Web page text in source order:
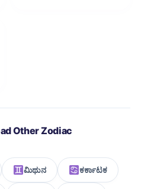
Other Zodiac
ಮಿಥುನ ಕರ್ಕಾಟಕ